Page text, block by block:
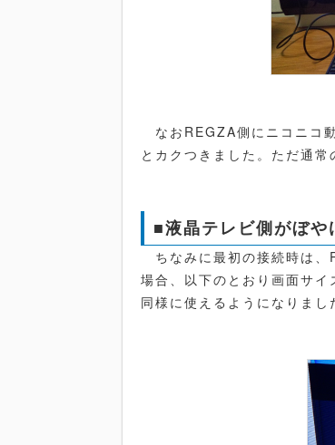
なおREGZA側にニコニコ
とカクつきました。ただ通常
■液晶テレビ側がぼ
ちなみに最初の接続時は
場合、以下のとおり画面サ
同様に使えるようになりまし